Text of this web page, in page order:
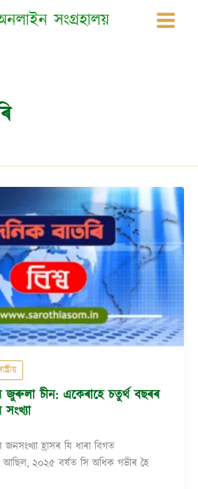
সংগ্ৰহালয়
জুৰুলা চীন: একেৰাহে চতুৰ্থ বছৰৰ
হ্ৰাসৰ যি ধাৰা বিগত
আছিল, ২০২৫ বৰ্ষত সি অধিক গভীৰ হৈ